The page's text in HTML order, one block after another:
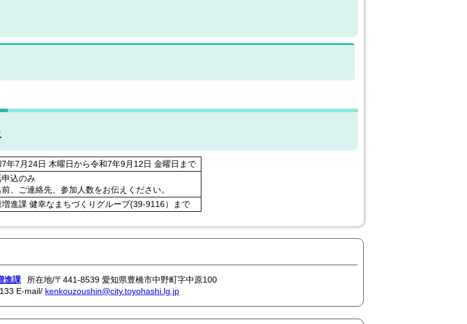
7年7月24日 木曜日から令和7年9月12日 金曜日まで
申込のみ
前、ご連絡先、参加人数をお伝えください。
増進課 健幸なまちづくりグループ(39‐9116）まで
進課
所在地/〒441-8539 愛知県豊橋市中野町字中原100
E-mail/ kenkouzoushin@city.toyohashi.lg.jp